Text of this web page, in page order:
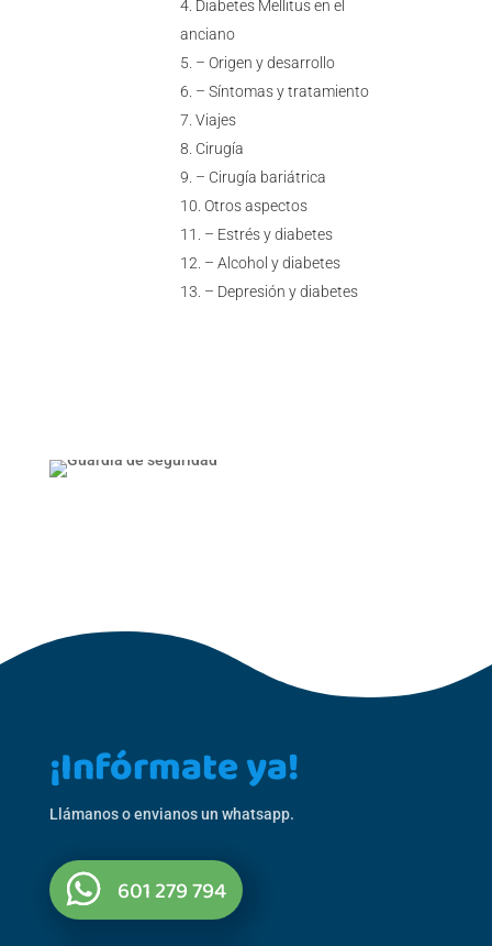
Diabetes Mellitus en el
anciano
– Origen y desarrollo
– Síntomas y tratamiento
Viajes
Cirugía
– Cirugía bariátrica
Otros aspectos
– Estrés y diabetes
– Alcohol y diabetes
– Depresión y diabetes
¡Infórmate ya!
Llámanos o envianos un whatsapp.
601 279 794